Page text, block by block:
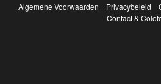
Algemene Voorwaarden Privacybeleid
Contact &